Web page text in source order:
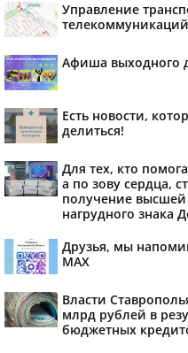
Управление
Афиша выходного
Есть новости,
делиться!
Для тех, кто
а по зову сердца,
получение высшей
нагрудного знака
Друзья, мы
МАХ
Власти
млрд рублей в
бюджетных